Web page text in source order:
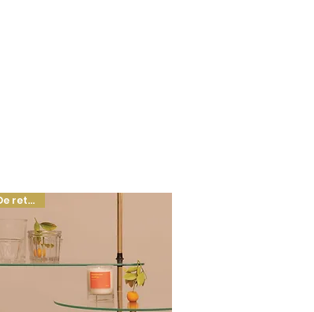
De retour !